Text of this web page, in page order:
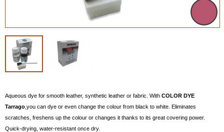
Aqueous dye for smooth leather, synthetic leather or fabric. With COLOR DYE
Tarrago ,you can dye or even change the colour from black to white. Eliminates
scratches, freshens up the colour or changes it thanks to its great covering power.
Quick-drying, water-resistant once dry.